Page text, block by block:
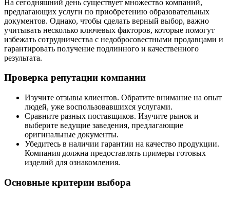
На сегодняшний день существует множество компаний,
предлагающих услуги по приобретению образовательных
документов. Однако, чтобы сделать верный выбор, важно
учитывать несколько ключевых факторов, которые помогут
избежать сотрудничества с недобросовестными продавцами и
гарантировать получение подлинного и качественного
результата.
Проверка репутации компании
Изучите отзывы клиентов. Обратите внимание на опыт
людей, уже воспользовавшихся услугами.
Сравните разных поставщиков. Изучите рынок и
выберите ведущие заведения, предлагающие
оригинальные документы.
Убедитесь в наличии гарантии на качество продукции.
Компания должна предоставлять примеры готовых
изделий для ознакомления.
Основные критерии выбора